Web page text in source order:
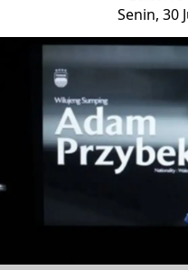
Senin, 30